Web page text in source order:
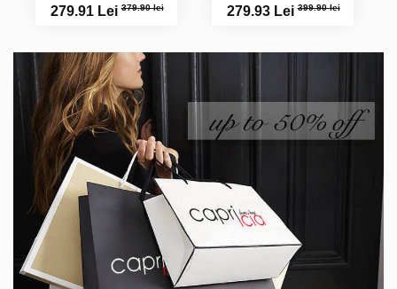
279.91 Lei379.90 lei 279.93 Lei399.90 lei